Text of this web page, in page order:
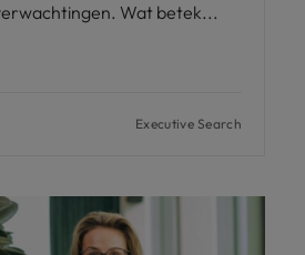
Wat betek
Executive Search